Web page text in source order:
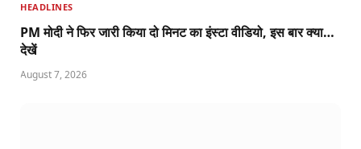
HEADLINES
PM मोदी ने फिर जारी किया दो मिनट का इंस्टा वीडियो, इस बार क्या…
देखें
August 7, 2026